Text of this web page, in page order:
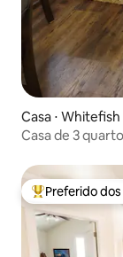
Casa ⋅ Whitefish
Casa de 3
Entre os
Preferido